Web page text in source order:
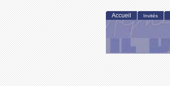
Accueil Invités